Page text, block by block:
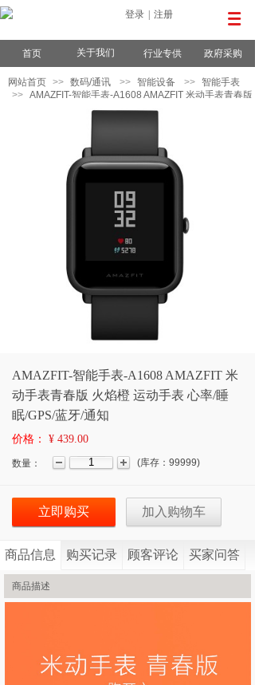
登录 注册
首页 关于我们 行业专供 政府采购
网站首页 >> 数码/通讯 >> 智能设备 >> 智能手表
>> AMAZFIT-智能手表-A1608 AMAZFIT 米动手表青春版
AMAZFIT-智能手表-A1608 AMAZFIT 米
动手表青春版 火焰橙 运动手表 心率/睡
眠/GPS/蓝牙/通知
价格： ¥ 439.00
数量： (库存： 99999)
立即购买 加入购物车
商品信息 购买记录 顾客评论 买家问答
商品描述